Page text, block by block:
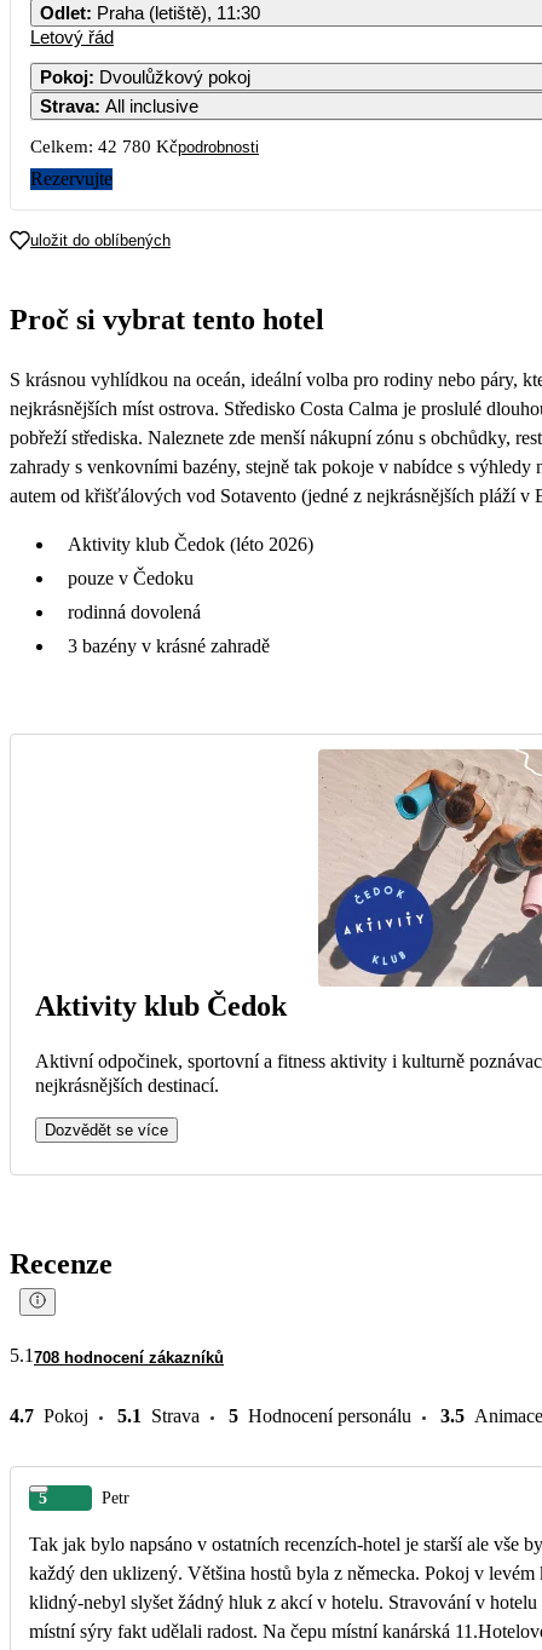
Odlet: Praha (letiště), 11:30
Letový řád
Pokoj: Dvoulůžkový pokoj
Strava: All inclusive
Celkem: 42 780 Kčpodrobnosti
Rezervujte
uložit do oblíbených
Proč si vybrat tento hotel
S krásnou vyhlídkou na oceán, ideální volba pro rodiny nebo páry,
nejkrásnějších míst ostrova. Středisko Costa Calma je proslulé
pobřeží střediska. Naleznete zde menší nákupní zónu s obchůdky,
zahrady s venkovními bazény, stejně tak pokoje v nabídce s
autem od křišťálových vod Sotavento (jedné z nejkrásnějších pláží v
Aktivity klub Čedok (léto 2026)
pouze v Čedoku
rodinná dovolená
3 bazény v krásné zahradě
Aktivity klub Čedok
Aktivní odpočinek, sportovní a fitness aktivity i kulturně
nejkrásnějších destinací.
Dozvědět se více
Recenze
5.1 708 hodnocení zákazníků
4.7 Pokoj 5.1 Strava 5 Hodnocení personálu 3.5 Animace
5 Petr
Tak jak bylo napsáno v ostatních recenzích-hotel je starší ale vše
každý den uklizený. Většina hostů byla z německa. Pokoj v
klidný-nebyl slyšet žádný hluk z akcí v hotelu. Stravování v
místní sýry fakt udělali radost. Na čepu místní kanárská